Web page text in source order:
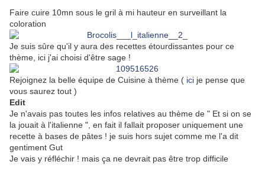
Faire cuire 10mn sous le gril à mi hauteur en surveillant la
coloration
Je suis sûre qu'il y aura des recettes étourdissantes pour ce
thème, ici j'ai choisi d'être sage !
Rejoignez la belle équipe de Cuisine à thème ( ici je pense que
vous saurez tout )
Edit
Je n'avais pas toutes les infos relatives au thème de " Et si on se
la jouait à l'italienne ", en fait il fallait proposer uniquement une
recette à bases de pâtes ! je suis hors sujet comme me l'a dit
gentiment Gut
Je vais y réfléchir ! mais ça ne devrait pas être trop difficile